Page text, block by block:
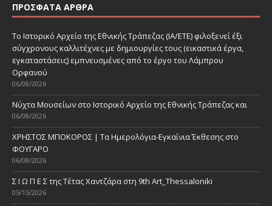
ΠΡΌΣΦΑΤΑ ΆΡΘΡΑ
Το Ιστορικό Αρχείο της Εθνικής Τράπεζας (ΙΑ/ΕΤΕ) φιλοξενεί έξι
σύγχρονους καλλιτέχνες με δημιουργίες τους (εικαστικά έργα,
εγκαταστάσεις) εμπνευσμένες από το έργο του Λάμπρου
Ορφανού
06/08/2026
Νύχτα Μουσείων στο Ιστορικό Αρχείο της Εθνικής Τράπεζας και
06/08/2026
ΧΡΗΣΤΟΣ ΜΠΟΚΟΡΟΣ | Τα Ημερολόγια-Εγκαίνια Έκθεσης στο
ΦΟΥΓΑΡΟ
06/08/2026
Σ Ι Ω Π Ε Σ της Τέτας Χαντζάρα στη 9th Art_Thessaloniki
05/15/2026